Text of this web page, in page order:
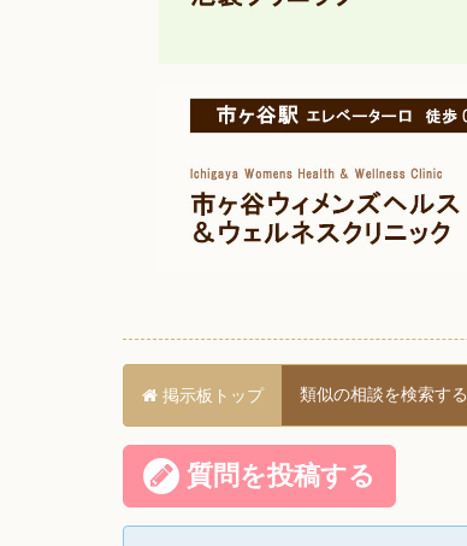
掲示板トップ 類似の相談を検索する
質問を投稿する